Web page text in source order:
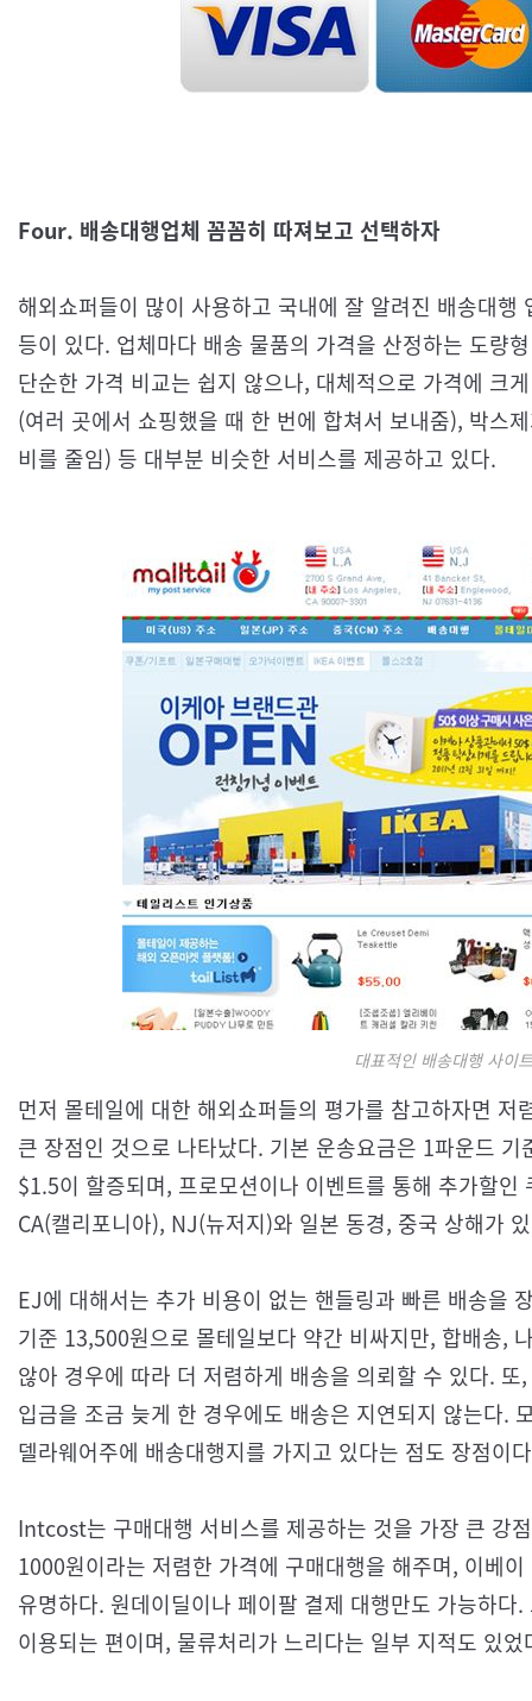
Four. 배송대행업체 꼼꼼히 따져보고 선택하자
해외쇼퍼들이 많이 사용하고 국내에 잘 알려진 배송대
등이 있다. 업체마다 배송 물품의 가격을 산정하는 도량
단순한 가격 비교는 쉽지 않으나, 대체적으로 가격에 크
(여러 곳에서 쇼핑했을 때 한 번에 합쳐서 보내줌), 박스
비를 줄임) 등 대부분 비슷한 서비스를 제공하고 있다.
대표적인 배송대행 사이
먼저 몰테일에 대한 해외쇼퍼들의 평가를 참고하자면
큰 장점인 것으로 나타났다. 기본 운송요금은 1파운드
$1.5이 할증되며, 프로모션이나 이벤트를 통해 추가할
CA(캘리포니아), NJ(뉴저지)와 일본 동경, 중국 상해가
EJ에 대해서는 추가 비용이 없는 핸들링과 빠른 배송을
기준 13,500원으로 몰테일보다 약간 비싸지만, 합배송,
않아 경우에 따라 더 저렴하게 배송을 의뢰할 수 있다.
입금을 조금 늦게 한 경우에도 배송은 지연되지 않는다.
델라웨어주에 배송대행지를 가지고 있다는 점도 장점이
Intcost는 구매대행 서비스를 제공하는 것을 가장 큰 강
1000원이라는 저렴한 가격에 구매대행을 해주며, 이베
유명하다. 원데이딜이나 페이팔 결제 대행만도 가능하
이용되는 편이며, 물류처리가 느리다는 일부 지적도 있었